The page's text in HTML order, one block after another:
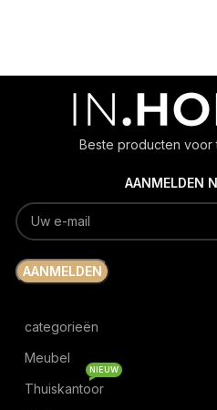
Beste producten voor
AANMELDEN
categorieën
Meubel
Thuiskantoor
NIEUW